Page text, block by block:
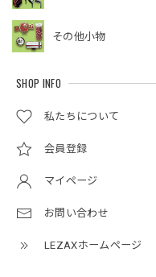
その他小物
SHOP INFO
私たちについて
会員登録
マイページ
お問い合わせ
LEZAXホームページ